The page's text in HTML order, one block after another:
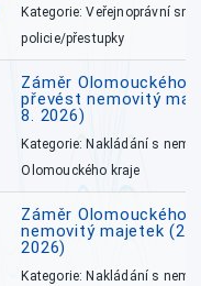
Kategorie: Veřejnoprávní
policie/přestupky
Záměr Olomouckého
převést nemovitý
8. 2026)
Kategorie: Nakládání s
Olomouckého kraje
Záměr Olomouckého
nemovitý majetek
2026)
Kategorie: Nakládání s